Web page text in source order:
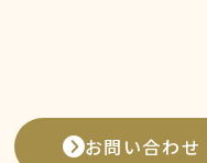
お問い合わせ